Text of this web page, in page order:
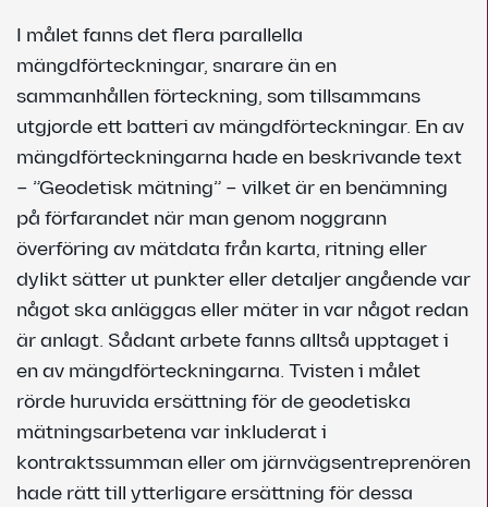
I målet fanns det flera parallella
mängdförteckningar, snarare än en
sammanhållen förteckning, som tillsammans
utgjorde ett batteri av mängdförteckningar. En av
mängdförteckningarna hade en beskrivande text
– ”Geodetisk mätning” – vilket är en benämning
på förfarandet när man genom noggrann
överföring av mätdata från karta, ritning eller
dylikt sätter ut punkter eller detaljer angående var
något ska anläggas eller mäter in var något redan
är anlagt. Sådant arbete fanns alltså upptaget i
en av mängdförteckningarna. Tvisten i målet
rörde huruvida ersättning för de geodetiska
mätningsarbetena var inkluderat i
kontraktssumman eller om järnvägsentreprenören
hade rätt till ytterligare ersättning för dessa